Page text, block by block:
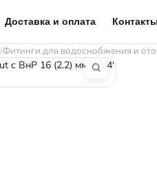
Доставка и оплата Контакты
Фитинги для водоснобжения и